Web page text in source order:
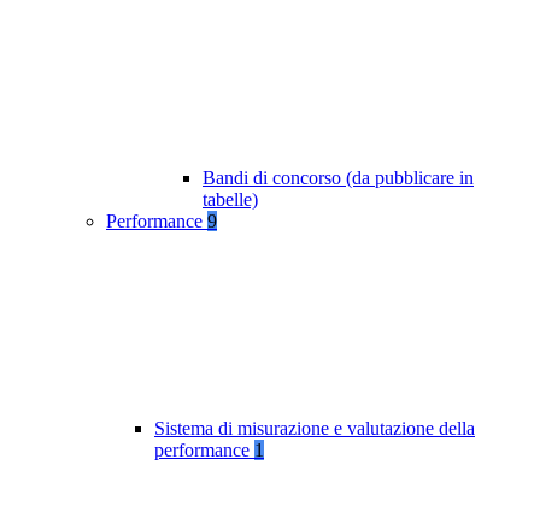
Bandi di concorso (da pubblicare in
tabelle)
Performance 9
Sistema di misurazione e valutazione della
performance 1